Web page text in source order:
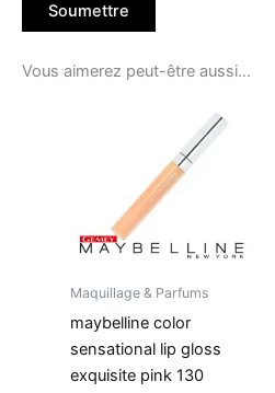
Vous aimerez peut-être aussi…
Maquillage & Parfums
maybelline color
sensational lip gloss
exquisite pink 130